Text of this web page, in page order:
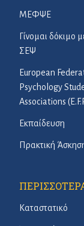
ΜΕΦΨΕ
Γίνομαι δόκιμο
ΣΕΨ
European
Psychology
Associations
Εκπαίδευση
Πρακτική
Καταστατικό